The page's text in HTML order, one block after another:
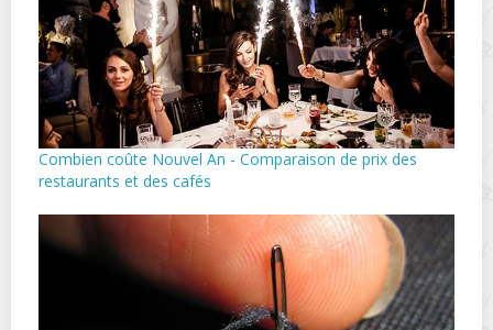
Combien coûte Nouvel An - Comparaison de prix des
restaurants et des cafés